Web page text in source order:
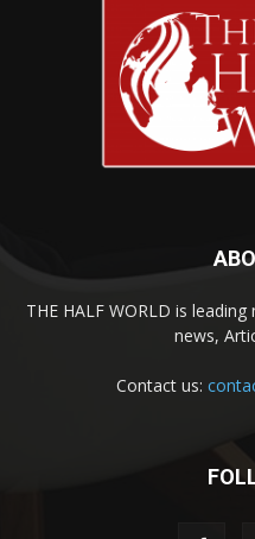
THE HALF WORLD is
news,
Contact us: